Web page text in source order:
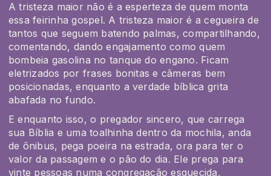
A tristeza maior não é a esperteza de quem monta
essa feirinha gospel. A tristeza maior é a cegueira de
tantos que seguem batendo palmas, compartilhando,
comentando, dando engajamento como quem
bombeia gasolina no tanque do engano. Ficam
eletrizados por frases bonitas e câmeras bem
posicionadas, enquanto a verdade bíblica grita
abafada no fundo.
E enquanto isso, o pregador sincero, que carrega
sua Bíblia e uma toalhinha dentro da mochila, anda
de ônibus, pega poeira na estrada, ora para ter o
valor da passagem e o pão do dia. Ele prega para
vinte pessoas numa congregação esquecida,